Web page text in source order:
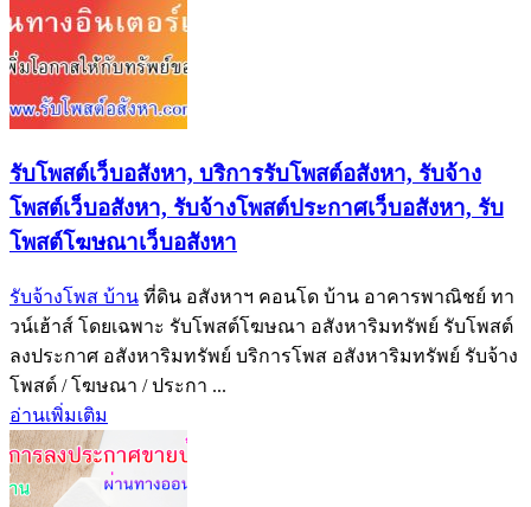
รับโพสต์เว็บอสังหา, บริการรับโพสต์อสังหา, รับจ้าง
โพสต์เว็บอสังหา, รับจ้างโพสต์ประกาศเว็บอสังหา, รับ
โพสต์โฆษณาเว็บอสังหา
รับจ้างโพส บ้าน ที่ดิน อสังหาฯ คอนโด บ้าน อาคารพาณิชย์ ทา
วน์เฮ้าส์ โดยเฉพาะ รับโพสต์โฆษณา อสังหาริมทรัพย์ รับโพสต์
ลงประกาศ อสังหาริมทรัพย์ บริการโพส อสังหาริมทรัพย์ รับจ้าง
โพสต์ / โฆษณา / ประกา ...
อ่านเพิ่มเติม